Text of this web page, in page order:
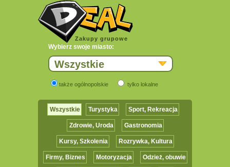
Zakupy grupowe
Wybierz swoje miasto:
Wszystkie
także ogólnopolskie tylko lokalne
Wszystkie Turystyka Sport, Rekreacja
Zdrowie, Uroda Gastronomia
Kursy, Szkolenia Rozrywka, Kultura
Firmy, Biznes Motoryzacja Odzież, obuwie